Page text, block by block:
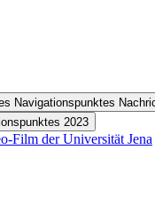
Navigationspunktes
2023
Film der Universität Jena